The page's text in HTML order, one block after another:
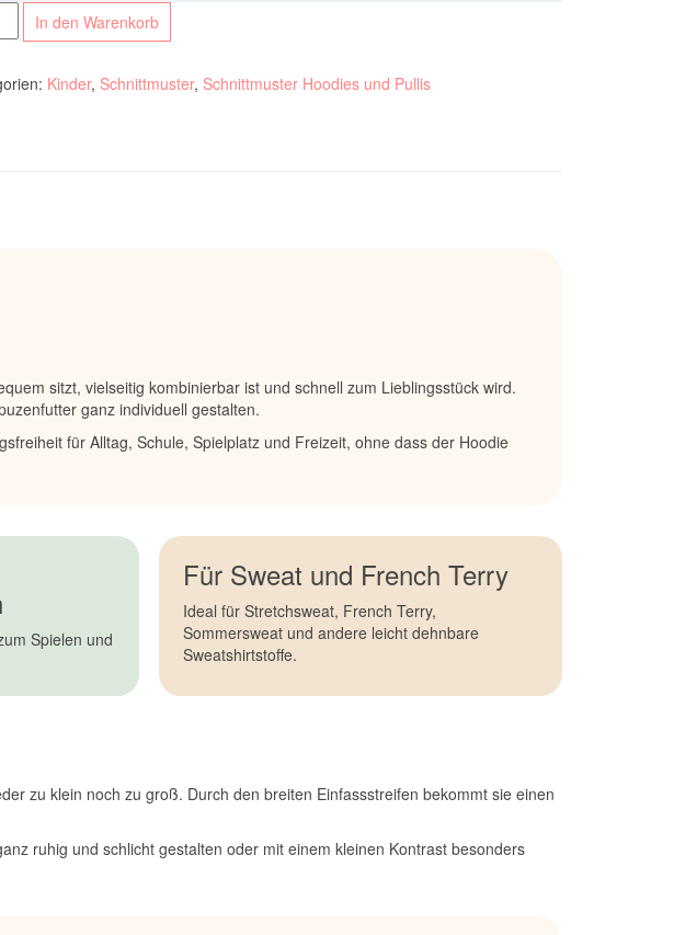
In den Warenkorb
Kinder, Schnittmuster, Schnittmuster Hoodies und Pullis
sitzt, vielseitig kombinierbar ist und schnell zum Lieblingsstück wird.
ganz individuell gestalten.
für Alltag, Schule, Spielplatz und Freizeit, ohne dass der Hoodie
Spielen und
Für Sweat und French Terry
Ideal für Stretchsweat, French Terry,
Sommersweat und andere leicht dehnbare
Sweatshirtstoffe.
zu klein noch zu groß. Durch den breiten Einfassstreifen bekommt sie einen
ruhig und schlicht gestalten oder mit einem kleinen Kontrast besonders